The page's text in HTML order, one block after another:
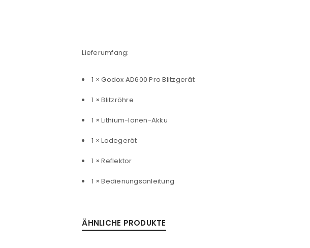
Lieferumfang:
1 × Godox AD600 Pro Blitzgerät
1 × Blitzröhre
1 × Lithium-Ionen-Akku
1 × Ladegerät
1 × Reflektor
1 × Bedienungsanleitung
ÄHNLICHE PRODUKTE